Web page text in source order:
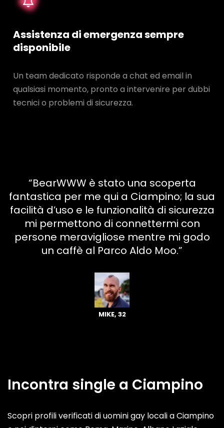
Assistenza di emergenza sempre
disponibile
Un team dedicato risponde a chat ed email in
qualsiasi momento, pronto a intervenire per dubbi
tecnici o problemi di sicurezza.
“BearWWW è stato una scoperta
fantastica per me qui a Ciampino; la sua
facilità d’uso e le funzionalità di sicurezza
mi permettono di connettermi con
persone meravigliose mentre mi godo
un caffè al Parco Aldo Moo.”
MIKE, 32
Incontra single a Ciampino
Scopri profili verificati di uomini gay locali a Ciampino